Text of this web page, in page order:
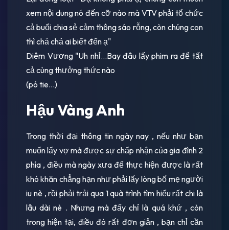
xem nội dung nó đến cỡ nào mà VTV phải tổ chức
cả buổi chia sẻ cảm thông sáo rỗng, còn chúng con
thì chả chả ai biết đến ạ"
Diêm Vương "Uh nhỉ...Bay đâu lấy phim ra để tất
cả cùng thưởng thức nào
(pó tie...)
Hậu Vàng Anh
Trong thời đại thông tin ngày nay , nếu như bạn
muốn lấy vợ mà được sự chấp nhận của gia đình 2
phía , điều mà ngày xưa để thực hiện được là rất
khó khăn chẳng hạn như phải lấy lòng bố mẹ người
iu nè , rồi phải trải qua 1 quà trình tìm hiểu rất chi là
lâu dài nè . Nhưng mà đấy chỉ là quá khứ , còn
trong hiện tại, điều đó rất đơn giản , bạn chỉ cần